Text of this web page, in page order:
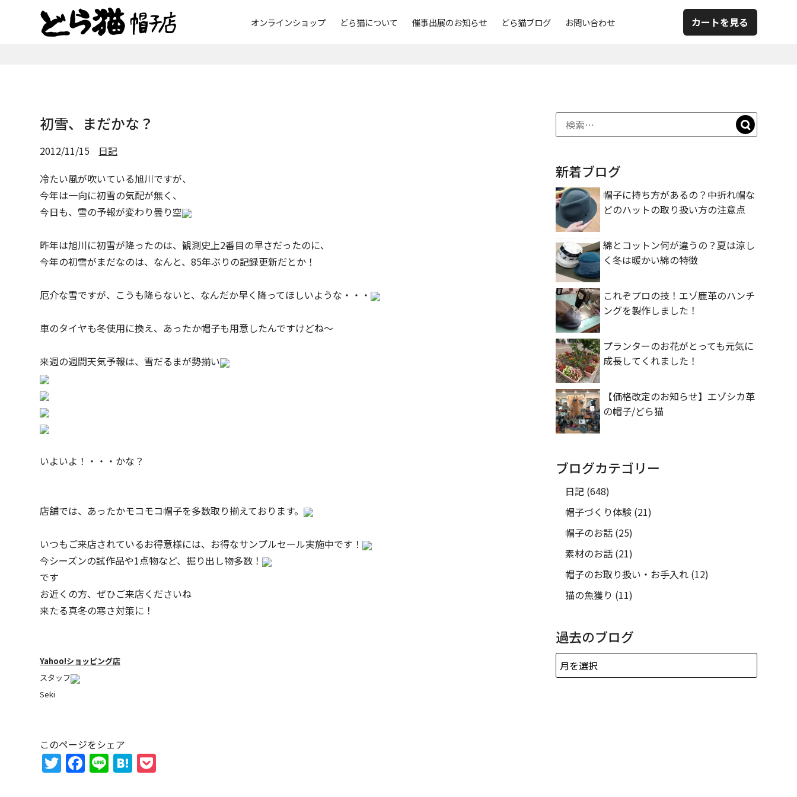
オンラインショップ どら猫について 催事出展のお知らせ どら猫ブログ お問い合わせ カートを見る
初雪、まだかな？
2012/11/15
日記
冷たい風が吹いている旭川ですが、
今年は一向に初雪の気配が無く、
今日も、雪の予報が変わり曇り空
昨年は旭川に初雪が降ったのは、観測史上2番目の早さだったのに、
今年の初雪がまだなのは、なんと、85年ぶりの記録更新だとか！
厄介な雪ですが、こうも降らないと、なんだか早く降ってほしいような・・・
車のタイヤも冬使用に換え、あったか帽子も用意したんですけどね～
来週の週間天気予報は、雪だるまが勢揃い
いよいよ！・・・かな？
店舗では、あったかモコモコ帽子を多数取り揃えております。
いつもご来店されているお得意様には、お得なサンプルセール実施中です！
今シーズンの試作品や1点物など、掘り出し物多数！
です
お近くの方、ぜひご来店くださいね
来たる真冬の寒さ対策に！
Yahoo!ショッピング店
スタッフ
Seki
このページをシェア
T
w
F
a
Li
n
H
at
新着ブログ
帽子に持ち方があるの？中折れ帽な
どのハットの取り扱い方の注意点
綿とコットン何が違うの？夏は涼し
く冬は暖かい綿の特徴
これぞプロの技！エゾ鹿革のハンチ
ングを製作しました！
プランターのお花がとっても元気に
成長してくれました！
【価格改定のお知らせ】エゾシカ革
の帽子/どら猫
ブログカテゴリー
日記(648)
帽子づくり体験(21)
帽子のお話(25)
素材のお話(21)
帽子のお取り扱い・お手入れ(12)
猫の魚獲り (11)
過去のブログ